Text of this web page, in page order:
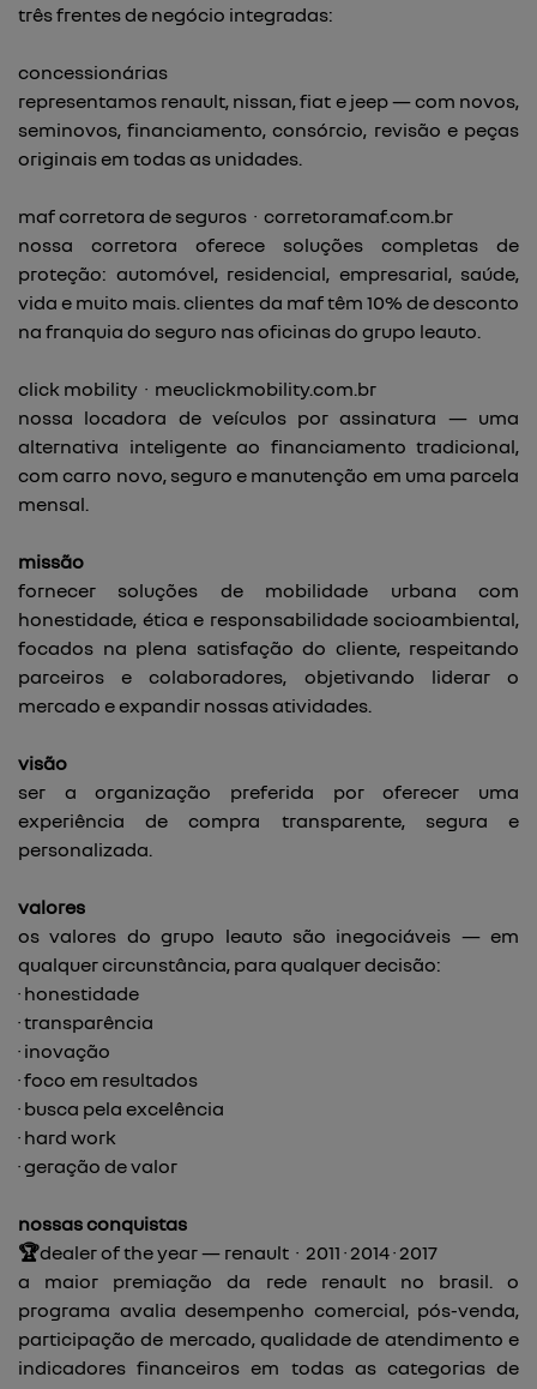
três frentes de negócio integradas:
concessionárias
representamos renault, nissan, fiat e jeep — com novos,
seminovos, financiamento, consórcio, revisão e peças
originais em todas as unidades.
maf corretora de seguros · corretoramaf.com.br
nossa corretora oferece soluções completas de
proteção: automóvel, residencial, empresarial, saúde,
vida e muito mais. clientes da maf têm 10% de desconto
na franquia do seguro nas oficinas do grupo leauto.
click mobility · meuclickmobility.com.br
nossa locadora de veículos por assinatura — uma
alternativa inteligente ao financiamento tradicional,
com carro novo, seguro e manutenção em uma parcela
mensal.
missão
fornecer soluções de mobilidade urbana com
honestidade, ética e responsabilidade socioambiental,
focados na plena satisfação do cliente, respeitando
parceiros e colaboradores, objetivando liderar o
mercado e expandir nossas atividades.
visão
ser a organização preferida por oferecer uma
experiência de compra transparente, segura e
personalizada.
valores
os valores do grupo leauto são inegociáveis — em
qualquer circunstância, para qualquer decisão:
· honestidade
· transparência
· inovação
· foco em resultados
· busca pela excelência
· hard work
· geração de valor
nossas conquistas
🏆dealer of the year — renault · 2011 · 2014 · 2017
a maior premiação da rede renault no brasil. o
programa avalia desempenho comercial, pós-venda,
participação de mercado, qualidade de atendimento e
indicadores financeiros em todas as categorias de